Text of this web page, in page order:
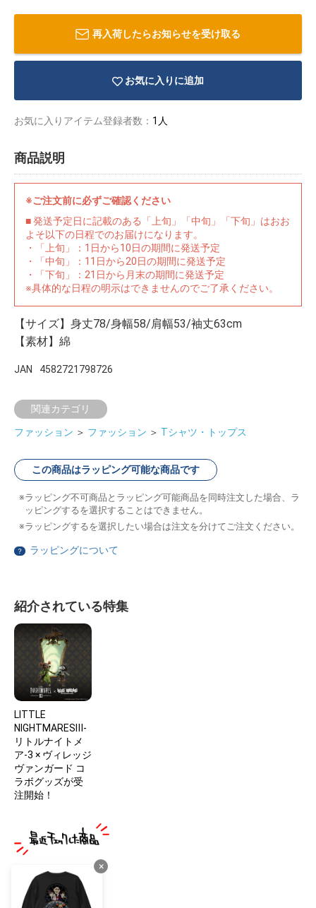
再入荷したらお知らせを受け取る
お気に入りに追加
お気に入りアイテム登録者数： 1人
商品説明
※ご注文前に必ずご確認ください
■ 発送予定日に記載のある「上旬」「中旬」「下旬」はおお
よそ以下の日程でのお届けになります。
・「上旬」：1日から10日の期間に発送予定
・「中旬」：11日から20日の期間に発送予定
・「下旬」：21日から月末の期間に発送予定
※具体的な日程の明示はできませんのでご了承ください。
【サイズ】身丈78/身幅58/肩幅53/袖丈63cm
【素材】綿
JAN 4582721798726
関連カテゴリ
ファッション ＞ ファッション ＞ Tシャツ・トップス
この商品はラッピング可能な商品です
ラッピング不可商品とラッピング可能商品を同時注文した場合、ラ
ッピングするを選択することはできません。
ラッピングするを選択したい場合は注文を分けてご注文ください。
？ ラッピングについて
紹介されている特集
LITTLE
NIGHTMARESⅢ-
リトルナイトメ
ア-3 × ヴィレッジ
ヴァンガード コ
ラボグッズが受
注開始！
×